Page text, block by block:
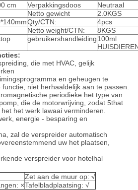
cm Verpakkingsdoos
Neutraal
Netto gewicht
2.0KGS
Qty/CTN:
4pcs
Netto weight/CTN:
8KGS
gebruikershandleiding100ml
die met HVAC, gelijk
en geheugen te
niet herhaaldelijk aan te passen.
periodieke het type van
die de motorwrijving, zodat 5that
het werk lawaai verminderen.
energie - besparing en
zal de verspreider automatisch
uw het plaatsen,
verspreider voor hotelhal
Zet aan de muur op: √
×Tafelbladplaatsing: √